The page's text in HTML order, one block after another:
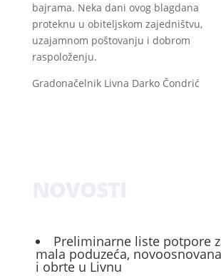
bajrama. Neka dani ovog blagdana
proteknu u obiteljskom zajedništvu,
uzajamnom poštovanju i dobrom
raspoloženju.
Gradonačelnik Livna Darko Čondrić
Preliminarne liste potpore
mala poduzeća,
i obrte u Livnu